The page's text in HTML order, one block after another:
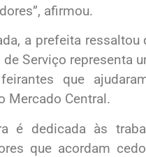
afirmou.
a prefeita ressaltou
de Serviço representa
que
Mercado Central.
é dedicada às
que acordam